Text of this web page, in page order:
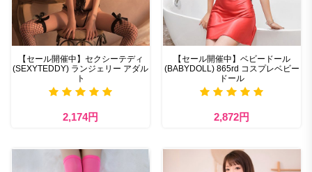
【セール開催中】セクシーテディ
(SEXYTEDDY) ランジェリー アダル
ト
2,174円
【セール開催中】ベビードール
(BABYDOLL) 865rd コスプレベビー
ドール
2,872円